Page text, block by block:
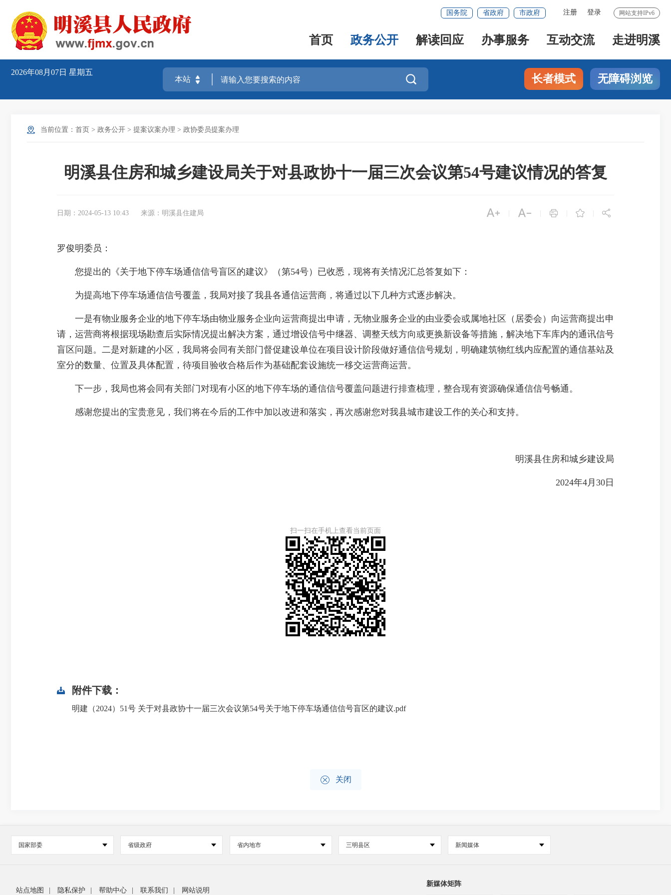
网站支持IPv6
注册 登录
国务院 省政府 市政府
首页 政务公开 解读回应 办事服务 互动交流 走进明溪
2026年08月07日 星期五
 长者模式 无障碍浏览
当前位置： 首页 > 政务公开 > 提案议案办理 > 政协委员提案办理
明溪县住房和城乡建设局关于对县政协十一届三次会议第54号建议情况的答复
日期：2024-05-13 10:43 来源：明溪县住建局     
罗俊明委员：
您提出的《关于地下停车场通信信号盲区的建议》（第54号）已收悉，现将有关情况汇总答复如下：
为提高地下停车场通信信号覆盖，我局对接了我县各通信运营商，将通过以下几种方式逐步解决。
一是有物业服务企业的地下停车场由物业服务企业向运营商提出申请，无物业服务企业的由业委会或属地社区（居委会）向运营商提出申
请，运营商将根据现场勘查后实际情况提出解决方案，通过增设信号中继器、调整天线方向或更换新设备等措施，解决地下车库内的通讯信号
盲区问题。二是对新建的小区，我局将会同有关部门督促建设单位在项目设计阶段做好通信信号规划，明确建筑物红线内应配置的通信基站及
室分的数量、位置及具体配置，待项目验收合格后作为基础配套设施统一移交运营商运营。
下一步，我局也将会同有关部门对现有小区的地下停车场的通信信号覆盖问题进行排查梳理，整合现有资源确保通信信号畅通。
感谢您提出的宝贵意见，我们将在今后的工作中加以改进和落实，再次感谢您对我县城市建设工作的关心和支持。
明溪县住房和城乡建设局
2024年4月30日
扫一扫在手机上查看当前页面
附件下载：
明建（2024）51号 关于对县政协十一届三次会议第54号关于地下停车场通信信号盲区的建议.pdf
 关闭
国家部委 省级政府 省内地市 三明县区 新闻媒体
站点地图 隐私保护 帮助中心 联系我们 网站说明
新媒体矩阵